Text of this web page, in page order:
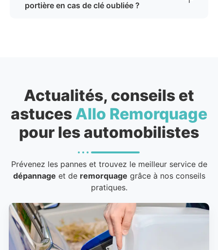
portière en cas de clé oubliée ?
Actualités, conseils et
astuces Allo Remorquage
pour les automobilistes
Prévenez les pannes et trouvez le meilleur service de
dépannage et de remorquage grâce à nos conseils
pratiques.